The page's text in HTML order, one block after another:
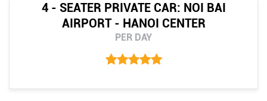
4 - SEATER PRIVATE CAR: NOI BAI
AIRPORT - HANOI CENTER
PER DAY